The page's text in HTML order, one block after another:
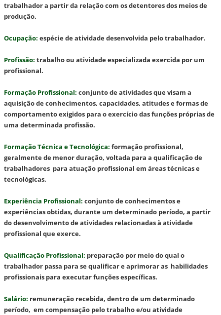
trabalhador a partir da relação com os detentores dos meios de
produção.
Ocupação: espécie de atividade desenvolvida pelo trabalhador.
Profissão: trabalho ou atividade especializada exercida por um
profissional.
Formação Profissional: conjunto de atividades que visam a
aquisição de conhecimentos, capacidades, atitudes e formas de
comportamento exigidos para o exercício das funções próprias de
uma determinada profissão.
Formação Técnica e Tecnológica: formação profissional,
geralmente de menor duração, voltada para a qualificação de
trabalhadores para atuação profissional em áreas técnicas e
tecnológicas.
Experiência Profissional: conjunto de conhecimentos e
experiências obtidas, durante um determinado período, a partir
do desenvolvimento de atividades relacionadas à atividade
profissional que exerce.
Qualificação Profissional: preparação por meio do qual o
trabalhador passa para se qualificar e aprimorar as habilidades
profissionais para executar funções específicas.
Salário: remuneração recebida, dentro de um determinado
período, em compensação pelo trabalho e/ou atividade